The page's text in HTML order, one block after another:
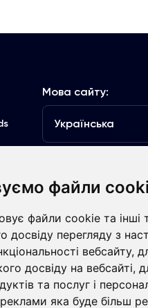
файли
файли cookie та інші
досвіду перегляду з
вебсайту,
досвіду на вебсайті,
та послуг і
яка буде більш
Мова сайту:
Українська